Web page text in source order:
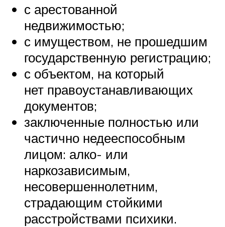
с арестованной
недвижимостью;
с имуществом, не прошедшим
государственную регистрацию;
с объектом, на который
нет правоустанавливающих
документов;
заключенные полностью или
частично недееспособным
лицом: алко- или
наркозависимым,
несовершеннолетним,
страдающим стойкими
расстройствами психики.